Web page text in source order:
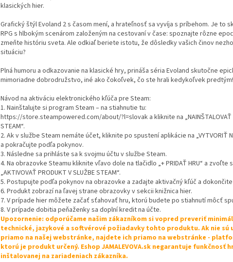
klasických hier.
Grafický štýl Evoland 2 s časom mení, a hrateľnosť sa vyvíja s príbehom. Je to
RPG s hlbokým scenárom založeným na cestovaní v čase: spoznajte rôzne
zmeňte históriu sveta. Ale odkiaľ beriete istotu, že dôsledky vašich činov
situáciu?
Plná humoru a odkazovanie na klasické hry, prináša séria Evoland skutočne
mimoriadne dobrodružstvo, iné ako čokoľvek, čo ste hrali kedykoľvek predtým!
Návod na aktiváciu elektronického kľúča pre Steam:
1. Nainštalujte si program Steam – na stiahnutie tu:
https://store.steampowered.com/about/?l=slovak a kliknite na „NAINŠTALOVAŤ
STEAM“.
2. Ak v službe Steam nemáte účet, kliknite po spustení aplikácie na „VYTVORIŤ
a pokračujte podľa pokynov.
3. Následne sa prihláste sa k svojmu účtu v službe Steam.
4. Na obrazovke Steamu kliknite vľavo dole na tlačidlo „+ PRIDAŤ HRU“ a zvoľte
„AKTIVOVAŤ PRODUKT V SLUŽBE STEAM“.
5. Postupujte podľa pokynov na obrazovke a zadajte aktivačný kľúč a
6. Produkt zobrazí na ľavej strane obrazovky v sekcii knižnica hier.
7. V prípade hier môžete začať sťahovať hru, ktorú budete po stiahnutí môcť
8. V prípade dobitia peňaženky sa doplní kredit na účte.
Upozornenie: odporúčame našim zákazníkom si vopred preveriť
technické, jazykové a softvérové požiadavky tohto produktu. Ak nie sú
priamo na našej webstránke, najdete ich priamo na webstránke -
ktorú je produkt určený. Eshop JAMALEVOVA.sk negarantuje funkčnosť
inštalovanej na zariadeniach zákazníka.